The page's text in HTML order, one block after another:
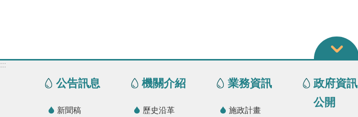
:::
公告訊息
新聞稿
機關介紹
歷史沿革
業務資訊
施政計畫
政府資訊
公開